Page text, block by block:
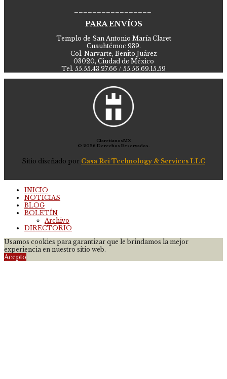
PARA ENVÍOS
Templo de San Antonio María Claret
Cuauhtémoc 939.
Col. Narvarte, Benito Juárez
03020, Ciudad de México
Tel. 55.55.43.27.66 / 55.56.69.15.59
ClaretianosMX
© 2026 Derechos Reservados.
Sitio diseñado por Casa Rei Technology & Services LLC
INICIO
NOTICIAS
BLOG
BOLETÍN
Archivo
DIRECTORIO
Usamos cookies para garantizar que le brindamos la mejor
experiencia en nuestro sitio web.
Acepto